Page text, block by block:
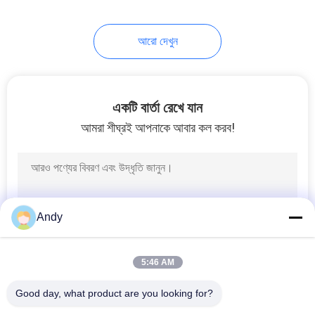
অতিস্বনক কম্পনকারী স্ক্রিন
Vibro sifter মেশিন
আরো দেখুন
একটি বার্তা রেখে যান
আমরা শীঘ্রই আপনাকে আবার কল করব!
Andy
5:46 AM
Good day, what product are you looking for?